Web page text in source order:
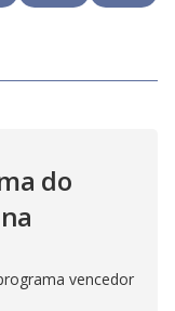
do
vencedor